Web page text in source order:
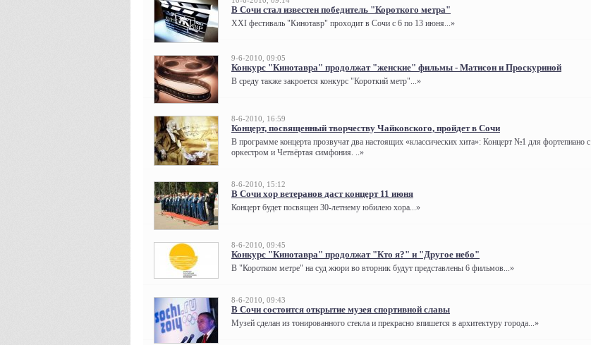
В Сочи стал известен победитель "Короткого метра"
XXI фестиваль "Кинотавр" проходит в Сочи с 6 по 13 июня...»
9-6-2010, 09:05
Конкурс "Кинотавра" продолжат "женские" фильмы - Матисон и Проскуриной
В среду также закроется конкурс "Короткий метр"...»
8-6-2010, 16:59
Концерт, посвященный творчеству Чайковского, пройдет в Сочи
В программе концерта прозвучат два настоящих «классических хита»: Концерт №1 для фортепиано с
оркестром и Четвёртая симфония. ..»
8-6-2010, 15:12
В Сочи хор ветеранов даст концерт 11 июня
Концерт будет посвящен 30-летнему юбилею хора...»
8-6-2010, 09:45
Конкурс "Кинотавра" продолжат "Кто я?" и "Другое небо"
В "Коротком метре" на суд жюри во вторник будут представлены 6 фильмов...»
8-6-2010, 09:43
В Сочи состоится открытие музея спортивной славы
Музей сделан из тонированного стекла и прекрасно впишется в архитектуру города...»